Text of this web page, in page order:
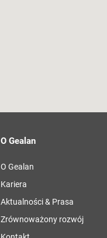
O Gealan
O Gealan
Kariera
Aktualności & Prasa
Zrównoważony rozwój